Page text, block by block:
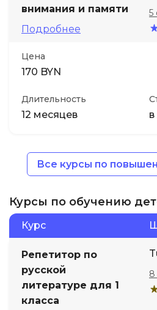
внимания и памяти
Подробнее
5
Цена
170 BYN
Длительность
12 месяцев
Все курсы по
Курсы по обучению
Курс
Репетитор по
русской
литературе для 1
класса
8